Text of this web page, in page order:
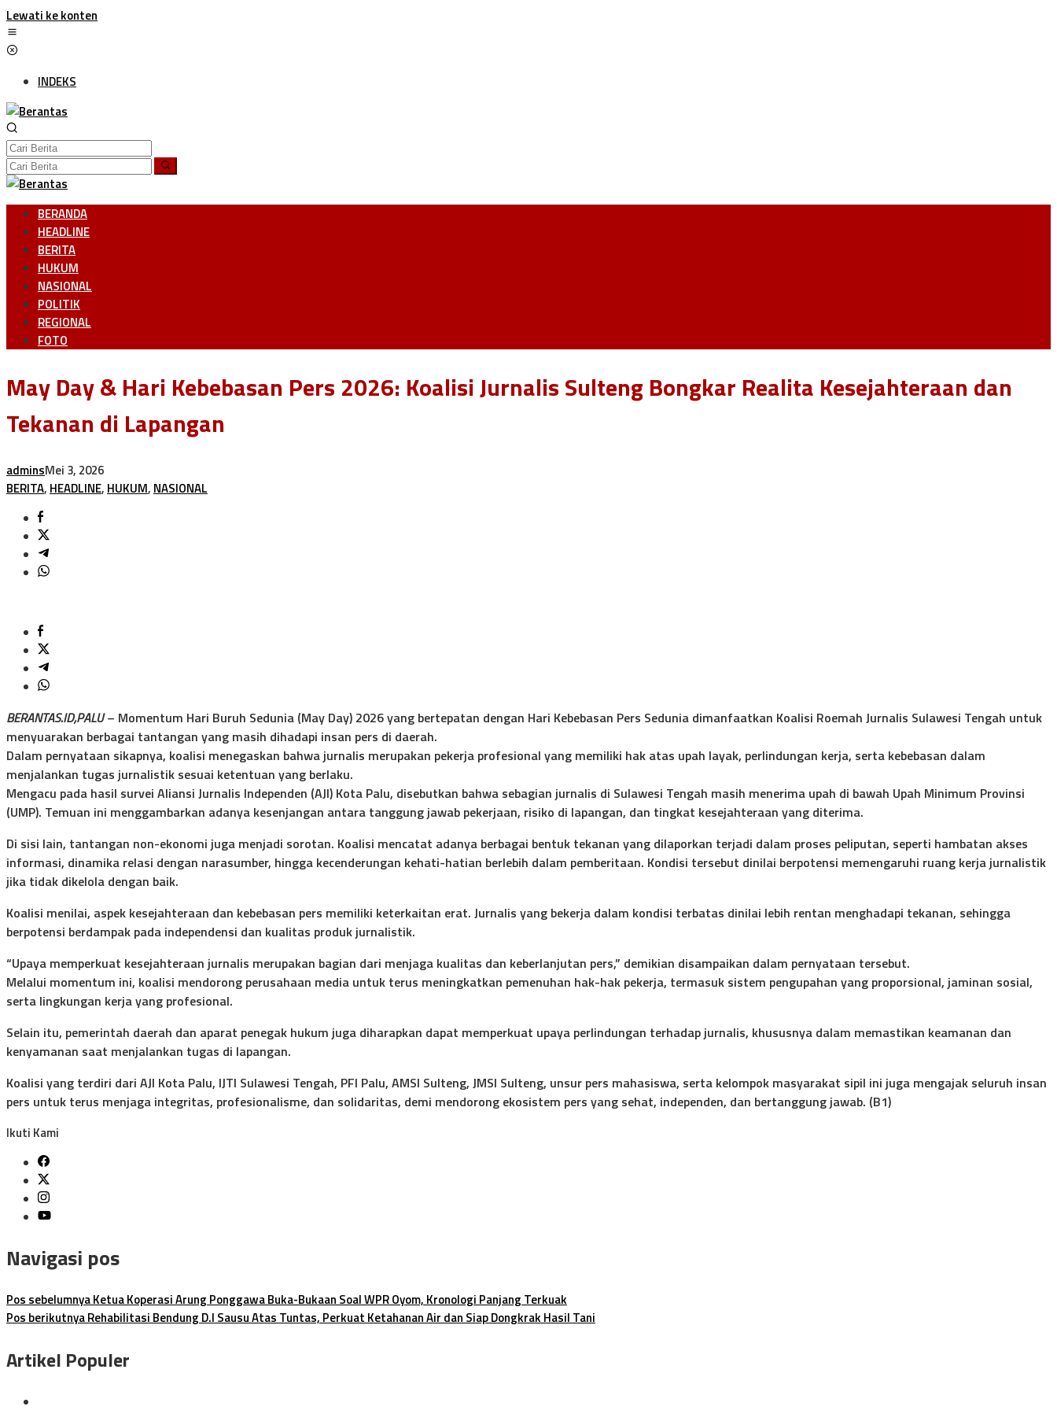
Lewati ke konten
INDEKS
BERANDA
HEADLINE
BERITA
HUKUM
NASIONAL
POLITIK
REGIONAL
FOTO
May Day & Hari Kebebasan Pers 2026: Koalisi Jurnalis Sulteng Bongkar Realita Kesejahteraan dan
Tekanan di Lapangan
adminsMei 3, 2026
BERITA, HEADLINE, HUKUM, NASIONAL
BERANTAS.ID,PALU – Momentum Hari Buruh Sedunia (May Day) 2026 yang bertepatan dengan Hari Kebebasan Pers Sedunia dimanfaatkan Koalisi Roemah Jurnalis Sulawesi Tengah untuk
menyuarakan berbagai tantangan yang masih dihadapi insan pers di daerah.
Dalam pernyataan sikapnya, koalisi menegaskan bahwa jurnalis merupakan pekerja profesional yang memiliki hak atas upah layak, perlindungan kerja, serta kebebasan dalam
menjalankan tugas jurnalistik sesuai ketentuan yang berlaku.
Mengacu pada hasil survei Aliansi Jurnalis Independen (AJI) Kota Palu, disebutkan bahwa sebagian jurnalis di Sulawesi Tengah masih menerima upah di bawah Upah Minimum Provinsi
(UMP). Temuan ini menggambarkan adanya kesenjangan antara tanggung jawab pekerjaan, risiko di lapangan, dan tingkat kesejahteraan yang diterima.
Di sisi lain, tantangan non-ekonomi juga menjadi sorotan. Koalisi mencatat adanya berbagai bentuk tekanan yang dilaporkan terjadi dalam proses peliputan, seperti hambatan akses
informasi, dinamika relasi dengan narasumber, hingga kecenderungan kehati-hatian berlebih dalam pemberitaan. Kondisi tersebut dinilai berpotensi memengaruhi ruang kerja jurnalistik
jika tidak dikelola dengan baik.
Koalisi menilai, aspek kesejahteraan dan kebebasan pers memiliki keterkaitan erat. Jurnalis yang bekerja dalam kondisi terbatas dinilai lebih rentan menghadapi tekanan, sehingga
berpotensi berdampak pada independensi dan kualitas produk jurnalistik.
“Upaya memperkuat kesejahteraan jurnalis merupakan bagian dari menjaga kualitas dan keberlanjutan pers,” demikian disampaikan dalam pernyataan tersebut.
Melalui momentum ini, koalisi mendorong perusahaan media untuk terus meningkatkan pemenuhan hak-hak pekerja, termasuk sistem pengupahan yang proporsional, jaminan sosial,
serta lingkungan kerja yang profesional.
Selain itu, pemerintah daerah dan aparat penegak hukum juga diharapkan dapat memperkuat upaya perlindungan terhadap jurnalis, khususnya dalam memastikan keamanan dan
kenyamanan saat menjalankan tugas di lapangan.
Koalisi yang terdiri dari AJI Kota Palu, IJTI Sulawesi Tengah, PFI Palu, AMSI Sulteng, JMSI Sulteng, unsur pers mahasiswa, serta kelompok masyarakat sipil ini juga mengajak seluruh insan
pers untuk terus menjaga integritas, profesionalisme, dan solidaritas, demi mendorong ekosistem pers yang sehat, independen, dan bertanggung jawab. (B1)
Ikuti Kami
Navigasi pos
Pos sebelumnyaKetua Koperasi Arung Ponggawa Buka-Bukaan Soal WPR Oyom, Kronologi Panjang Terkuak
Pos berikutnyaRehabilitasi Bendung D.I Sausu Atas Tuntas, Perkuat Ketahanan Air dan Siap Dongkrak Hasil Tani
Artikel Populer